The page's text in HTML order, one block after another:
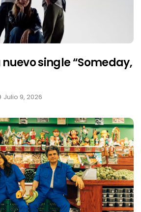
nuevo single “Someday,
Julio 9, 2026